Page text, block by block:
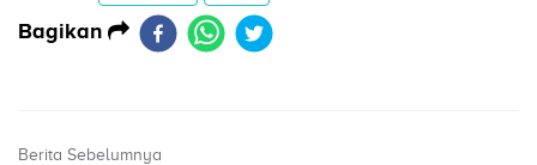
Bagikan
Berita Sebelumnya